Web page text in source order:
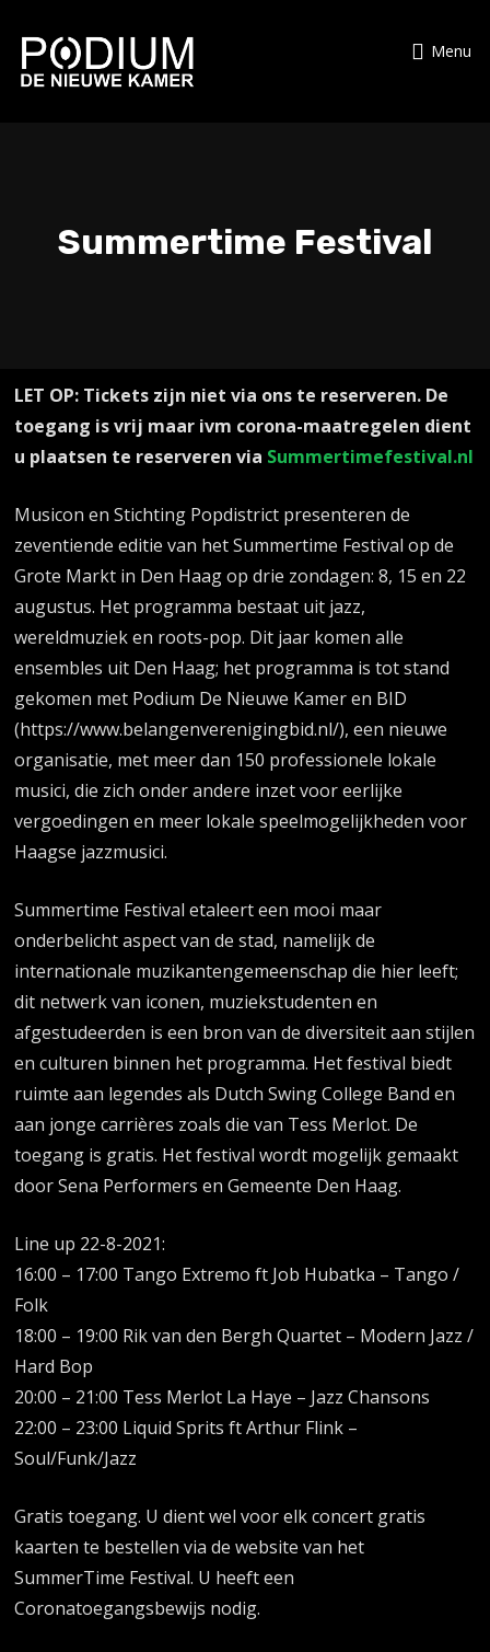
Menu
Summertime Festival
LET OP: Tickets zijn niet via ons te reserveren. De
toegang is vrij maar ivm corona-maatregelen dient
u plaatsen te reserveren via Summertimefestival.nl
Musicon en Stichting Popdistrict presenteren de
zeventiende editie van het Summertime Festival op de
Grote Markt in Den Haag op drie zondagen: 8, 15 en 22
augustus. Het programma bestaat uit jazz,
wereldmuziek en roots-pop. Dit jaar komen alle
ensembles uit Den Haag; het programma is tot stand
gekomen met Podium De Nieuwe Kamer en BID
(https://www.belangenverenigingbid.nl/), een nieuwe
organisatie, met meer dan 150 professionele lokale
musici, die zich onder andere inzet voor eerlijke
vergoedingen en meer lokale speelmogelijkheden voor
Haagse jazzmusici.
Summertime Festival etaleert een mooi maar
onderbelicht aspect van de stad, namelijk de
internationale muzikantengemeenschap die hier leeft;
dit netwerk van iconen, muziekstudenten en
afgestudeerden is een bron van de diversiteit aan stijlen
en culturen binnen het programma. Het festival biedt
ruimte aan legendes als Dutch Swing College Band en
aan jonge carrières zoals die van Tess Merlot. De
toegang is gratis. Het festival wordt mogelijk gemaakt
door Sena Performers en Gemeente Den Haag.
Line up 22-8-2021:
16:00 – 17:00 Tango Extremo ft Job Hubatka – Tango /
Folk
18:00 – 19:00 Rik van den Bergh Quartet – Modern Jazz /
Hard Bop
20:00 – 21:00 Tess Merlot La Haye – Jazz Chansons
22:00 – 23:00 Liquid Sprits ft Arthur Flink –
Soul/Funk/Jazz
Gratis toegang. U dient wel voor elk concert gratis
kaarten te bestellen via de website van het
SummerTime Festival. U heeft een
Coronatoegangsbewijs nodig.